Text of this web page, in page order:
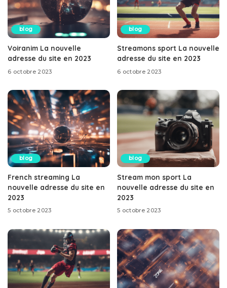
blog
Voiranim La nouvelle
adresse du site en 2023
6 octobre 2023
blog
Streamons sport La nouvelle
adresse du site en 2023
6 octobre 2023
blog
French streaming La
nouvelle adresse du site en
2023
5 octobre 2023
blog
Stream mon sport La
nouvelle adresse du site en
2023
5 octobre 2023